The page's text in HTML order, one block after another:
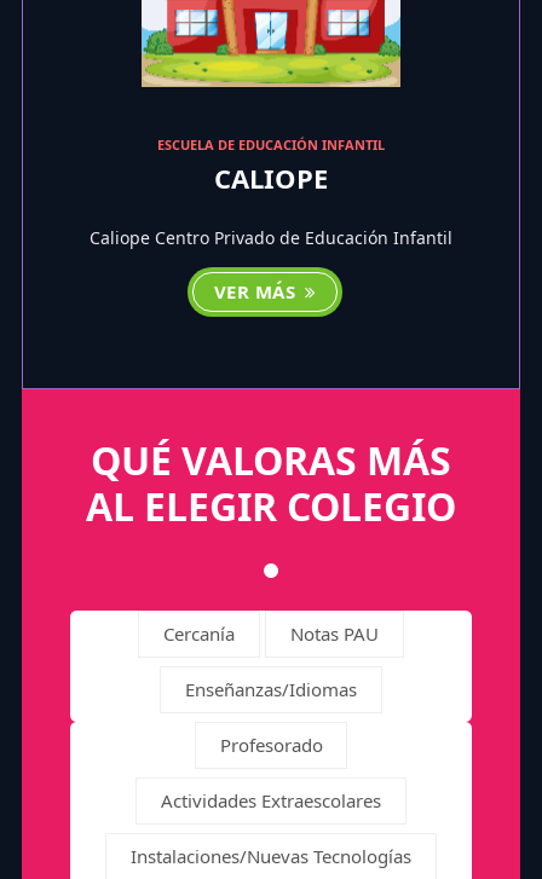
ESCUELA DE EDUCACIÓN INFANTIL
CALIOPE
Caliope Centro Privado de Educación Infantil
VER MÁS
QUÉ VALORAS MÁS
AL ELEGIR COLEGIO
Cercanía Notas PAU
Enseñanzas/Idiomas
Profesorado
Actividades Extraescolares
Instalaciones/Nuevas Tecnologías